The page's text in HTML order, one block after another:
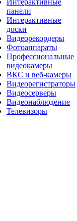
Интерактивные
панели
Интерактивные
доски
Видеорекордеры
Фотоаппараты
Профессиональные
видеокамеры
ВКС и веб-камеры
Видеорегистраторы
Видеосерверы
Видеонаблюдение
Телевизоры